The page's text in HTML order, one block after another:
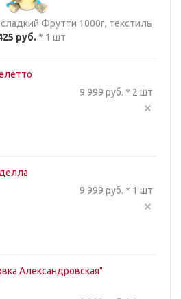
Фрутти 1000г, текстиль
руб. * 1 шт
9 999 руб. * 2 шт
9 999 руб. * 1 шт
Александровская"